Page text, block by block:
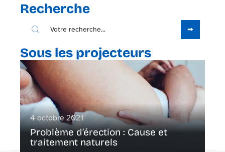
Recherche
Sous les projecteurs
4 octobre 2021
Problème d’érection : Cause et
traitement naturels